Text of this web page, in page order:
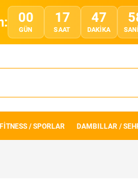
00
GÜN
17
SAAT
47
DAKIKA
FİTNESS / SPORLAR DAMBILLAR /